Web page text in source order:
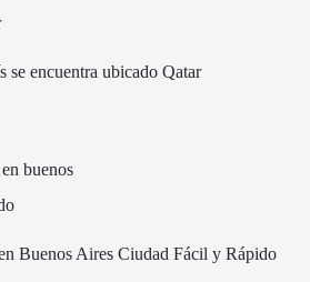
se encuentra ubicado Qatar
Buenos Aires Ciudad Fácil y Rápido